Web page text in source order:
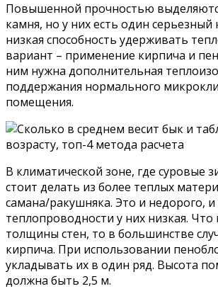
Повышенной прочностью
камня, но у них есть один серьезный
низкая способность удерживать
вариант – применение кирпича и
ним нужна дополнительная
поддержания нормального
помещения.
В климатической зоне, где суровые
стоит делать из более теплых
самана/ракушняка. Это и недорого, и
теплопроводности у них низкая. Что
толщины стен, то в большинстве
кирпича. При использовании
укладывать их в один ряд. Высота
должна быть 2,5 м.